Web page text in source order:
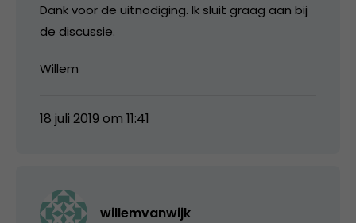
Dank voor de uitnodiging. Ik sluit graag aan bij
de discussie.
Willem
18 juli 2019 om 11:41
willemvanwijk